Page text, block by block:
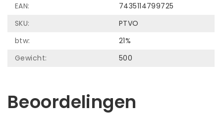
EAN:
7435114799725
SKU:
PTVO
btw:
21%
Gewicht:
500
Beoordelingen